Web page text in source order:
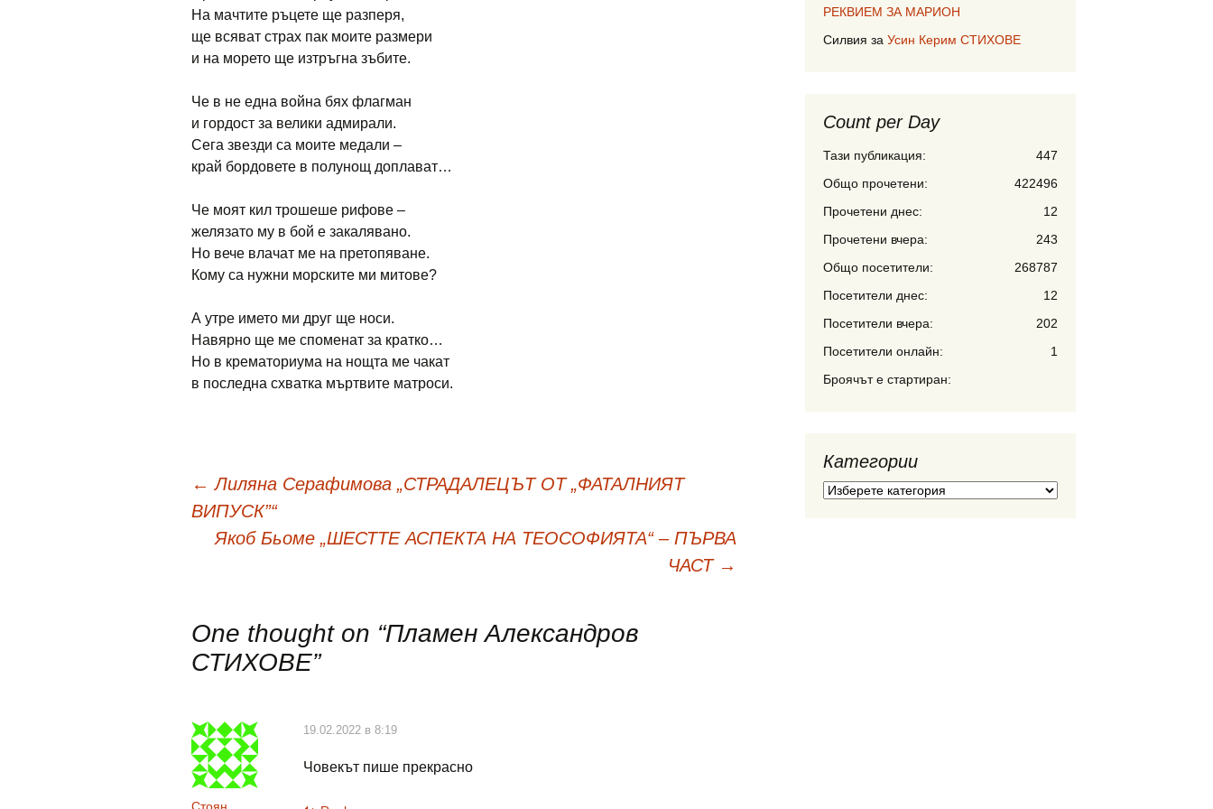
На мачтите ръцете ще разперя,
ще всяват страх пак моите размери
и на морето ще изтръгна зъбите.
Че в не една война бях флагман
и гордост за велики адмирали.
Сега звезди са моите медали –
край бордовете в полунощ доплават…
Че моят кил трошеше рифове –
желязато му в бой е закалявано.
Но вече влачат ме на претопяване.
Кому са нужни морските ми митове?
А утре името ми друг ще носи.
Навярно ще ме споменат за кратко…
Но в крематориума на нощта ме чакат
в последна схватка мъртвите матроси.
Навигация
публикациите
← Лиляна Серафимова „СТРАДАЛЕЦЪТ ОТ „ФАТАЛНИЯТ
ВИПУСК”“
Якоб Бьоме „ШЕСТТЕ АСПЕКТА НА ТЕОСОФИЯТА“ – ПЪРВА
ЧАСТ →
One thought on “Пламен Александров
СТИХОВЕ”
Стоян
19.02.2022 в 8:19
Човекът пише прекрасно
РЕКВИЕМ ЗА МАРИОН
Силвия за Усин Керим СТИХОВЕ
Count per Day
447
Тази публикация:
422496
Общо прочетени:
12
Прочетени днес:
243
Прочетени вчера:
268787
Общо посетители:
12
Посетители днес:
202
Посетители вчера:
1
Посетители онлайн:
Броячът е стартиран:
Категории
Категории